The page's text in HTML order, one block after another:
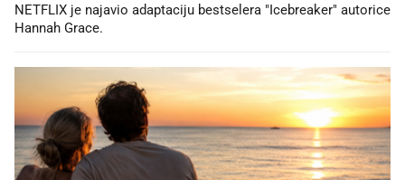
NETFLIX je najavio adaptaciju bestselera "Icebreaker" autorice
Hannah Grace.